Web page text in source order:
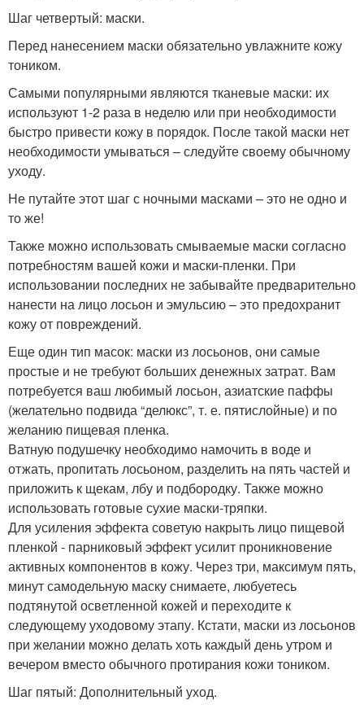
Шаг четвертый: маски.
Перед нанесением маски обязательно увлажните кожу
тоником.
Самыми популярными являются тканевые маски: их
используют 1-2 раза в неделю или при необходимости
быстро привести кожу в порядок. После такой маски нет
необходимости умываться – следуйте своему обычному
уходу.
Не путайте этот шаг с ночными масками – это не одно и
то же!
Также можно использовать смываемые маски согласно
потребностям вашей кожи и маски-пленки. При
использовании последних не забывайте предварительно
нанести на лицо лосьон и эмульсию – это предохранит
кожу от повреждений.
Еще один тип масок: маски из лосьонов, они самые
простые и не требуют больших денежных затрат. Вам
потребуется ваш любимый лосьон, азиатские паффы
(желательно подвида “делюкс”, т. е. пятислойные) и по
желанию пищевая пленка.
Ватную подушечку необходимо намочить в воде и
отжать, пропитать лосьоном, разделить на пять частей и
приложить к щекам, лбу и подбородку. Также можно
использовать готовые сухие маски-тряпки.
Для усиления эффекта советую накрыть лицо пищевой
пленкой - парниковый эффект усилит проникновение
активных компонентов в кожу. Через три, максимум пять,
минут самодельную маску снимаете, любуетесь
подтянутой осветленной кожей и переходите к
следующему уходовому этапу. Кстати, маски из лосьонов
при желании можно делать хоть каждый день утром и
вечером вместо обычного протирания кожи тоником.
Шаг пятый: Дополнительный уход.